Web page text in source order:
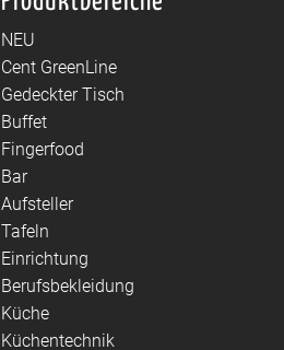
NEU
Cent GreenLine
Gedeckter Tisch
Buffet
Fingerfood
Bar
Aufsteller
Tafeln
Einrichtung
Berufsbekleidung
Küche
Küchentechnik